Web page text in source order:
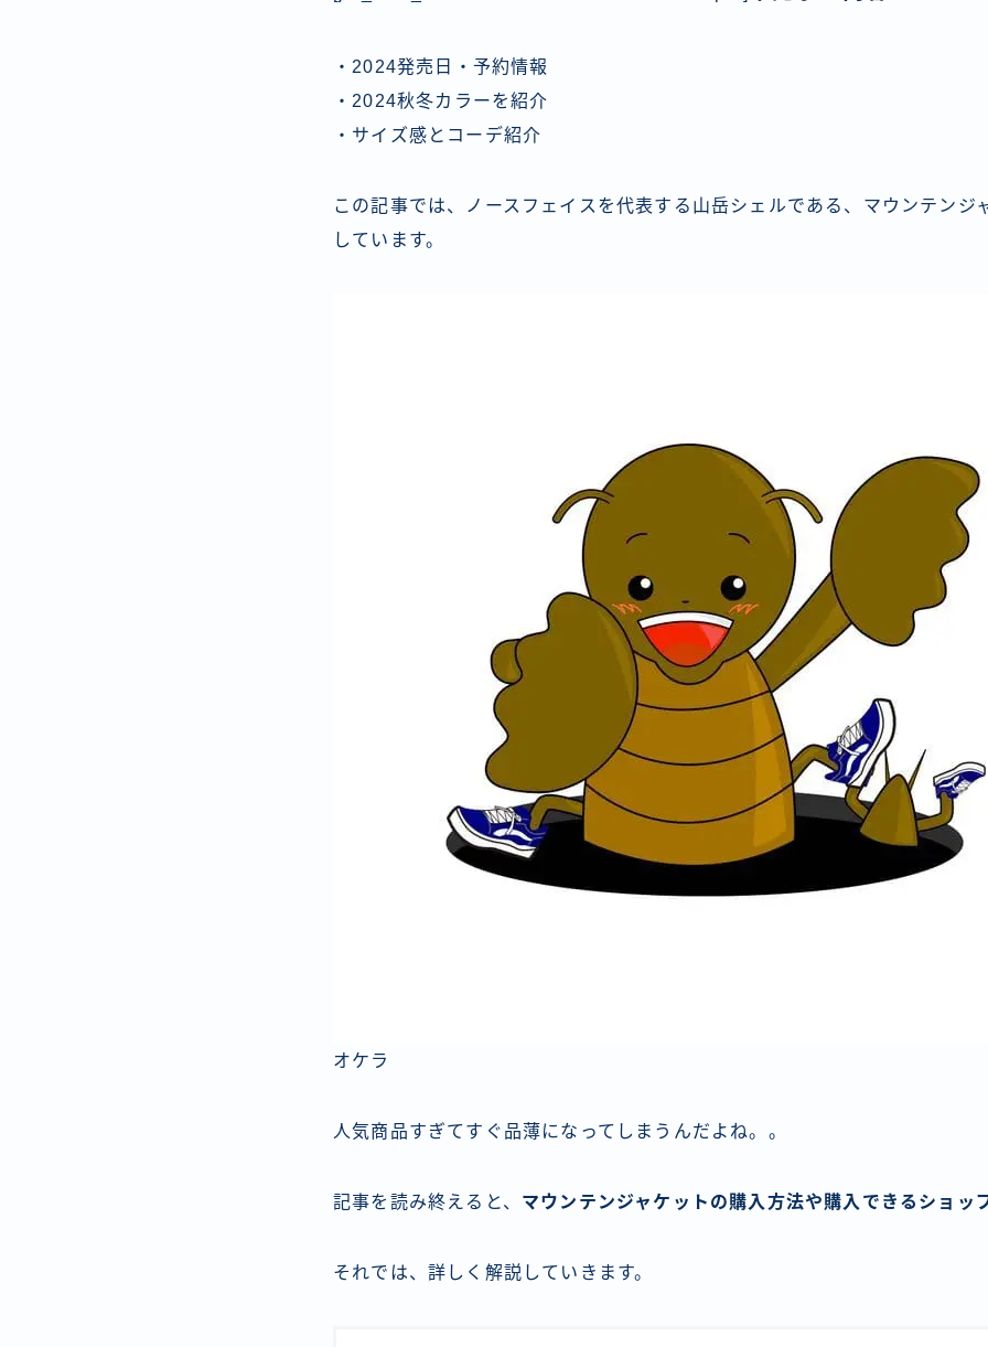
・2024発売日・予約情報
・2024秋冬カラーを紹介
・サイズ感とコーデ紹介
この記事では、ノースフェイスを代表する山岳シェルである、マウンテンジ
しています。
オケラ
人気商品すぎてすぐ品薄になってしまうんだよね。。
記事を読み終えると、 マウンテンジャケットの購入方法や購入できるショッ
それでは、詳しく解説していきます。